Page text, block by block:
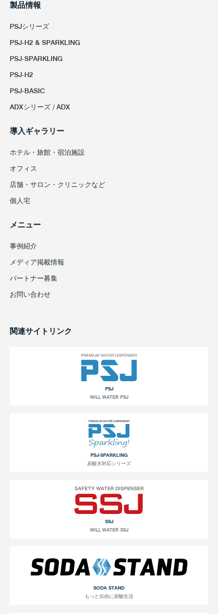
製品情報
PSJシリーズ
PSJ-H2 & SPARKLING
PSJ-SPARKLING
PSJ-H2
PSJ-BASIC
ADXシリーズ / ADX
導入ギャラリー
ホテル・旅館・宿泊施設
オフィス
店舗・サロン・クリニックなど
個人宅
メニュー
事例紹介
メディア掲載情報
パートナー募集
お問い合わせ
関連サイトリンク
PSJ
WILL WATER PSJ
PSJ-SPARKLING
炭酸水対応シリーズ
SSJ
WILL WATER SSJ
SODA STAND
もっと自由に炭酸生活